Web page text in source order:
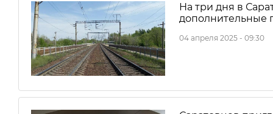
На три дня в
дополнительные
04 апреля 2025 - 09:30